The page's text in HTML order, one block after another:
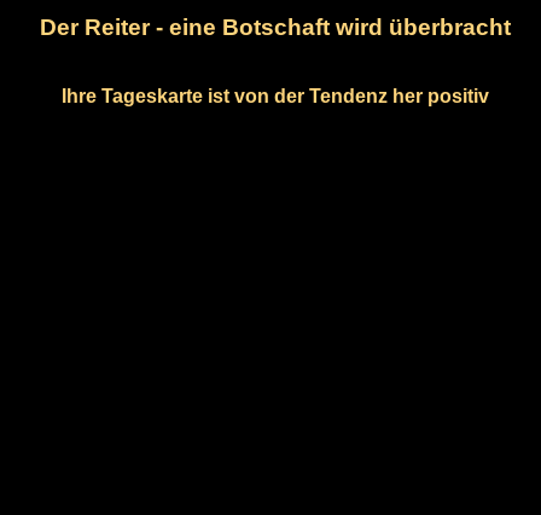
Der Reiter - eine Botschaft wird überbracht
Ihre Tageskarte ist von der Tendenz her positiv